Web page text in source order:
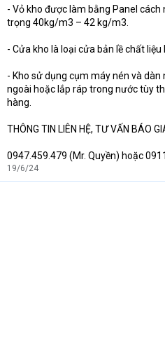
- Vỏ kho được làm bằng Panel
trọng 40kg/m3 – 42 kg/m3.
- Cửa kho là loại cửa bản lề chất
- Kho sử dụng cụm máy nén và
ngoài hoặc lắp ráp trong nước tùy
hàng.
THÔNG TIN LIÊN HỆ, TƯ VẤN BÁO
0947.459.479 (Mr. Quyền) hoặc
19/6/24